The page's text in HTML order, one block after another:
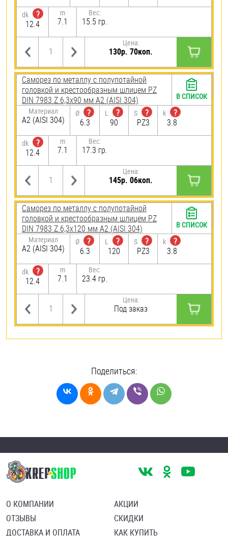
dk
?
12.4
m
7.1
Вес:
15.5 гр.
Цена:
130р. 70коп.
Саморез по металлу с полупотайной
головкой и крестообразным шлицем PZ
DIN 7983 Z 6,3х90 мм А2 (AISI 304)
Материал
А2 (AISI 304)
Ø
?
6.3
L
?
90
S
?
PZ3
k
?
3.8
dk
?
12.4
m
7.1
Вес:
17.3 гр.
Цена:
145р. 06коп.
В СПИСОК
Саморез по металлу с полупотайной
головкой и крестообразным шлицем PZ
DIN 7983 Z 6,3х120 мм А2 (AISI 304)
Материал
А2 (AISI 304)
Ø
?
6.3
L
?
120
S
?
PZ3
k
?
3.8
dk
?
12.4
m
7.1
Вес:
23.4 гр.
Цена:
Под заказ
В СПИСОК
Поделиться:
О КОМПАНИИ
ОТЗЫВЫ
ДОСТАВКА И ОПЛАТА
АКЦИИ
СКИДКИ
КАК КУПИТЬ